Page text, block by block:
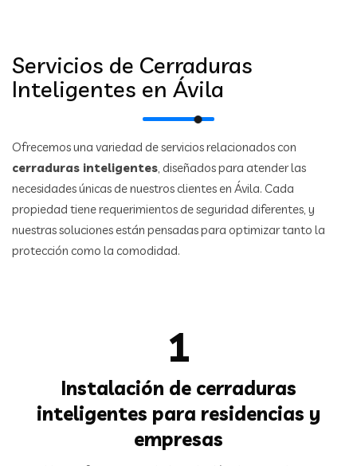
Servicios de Cerraduras
Inteligentes en Ávila
Ofrecemos una variedad de servicios relacionados con
cerraduras inteligentes, diseñados para atender las
necesidades únicas de nuestros clientes en Ávila. Cada
propiedad tiene requerimientos de seguridad diferentes, y
nuestras soluciones están pensadas para optimizar tanto la
protección como la comodidad.
1
Instalación de cerraduras
inteligentes para residencias y
empresas